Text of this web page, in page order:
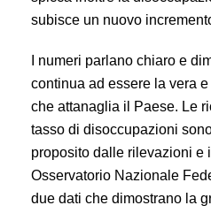
subisce un nuovo
I numeri parlano chiaro e
continua ad essere la vera
che attanaglia il Paese. Le
tasso di disoccupazioni
proposito dalle rilevazioni e
Osservatorio Nazionale
due dati che dimostrano la